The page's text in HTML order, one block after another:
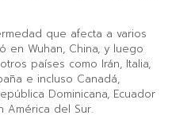
que afecta a varios
en Wuhan, China, y luego
países como Irán, Italia,
e incluso Canadá,
Dominicana, Ecuador
América del Sur.